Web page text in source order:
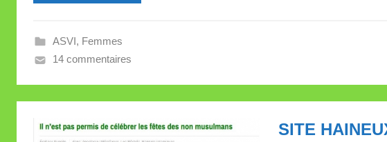
l
ASVI, Femmes
14 commentaires
SITE